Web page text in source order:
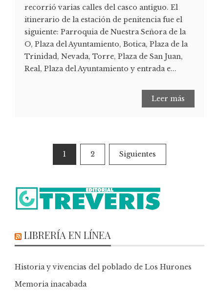
recorrió varias calles del casco antiguo. El
itinerario de la estación de penitencia fue el
siguiente: Parroquia de Nuestra Señora de la
O, Plaza del Ayuntamiento, Botica, Plaza de la
Trinidad, Nevada, Torre, Plaza de San Juan,
Real, Plaza del Ayuntamiento y entrada e...
Leer más
1 2 Siguientes
LIBRERÍA EN LÍNEA
Historia y vivencias del poblado de Los Hurones
Memoria inacabada